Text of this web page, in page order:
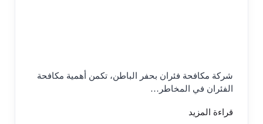
شركة مكافحة فئران بحفر الباطن، تكمن أهمية مكافحة
الفئران في المخاطر…
قراءة المزيد